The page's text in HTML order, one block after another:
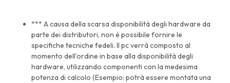
*** A causa della scarsa disponibilità degli hardware da
parte dei distributori, non è possibile fornire le
specifiche tecniche fedeli. Il pc verrà composto al
momento dell’ordine in base alla disponibilità degli
hardware, utilizzando componenti con la medesima
potenza di calcolo (Esempio: potrà essere montata una